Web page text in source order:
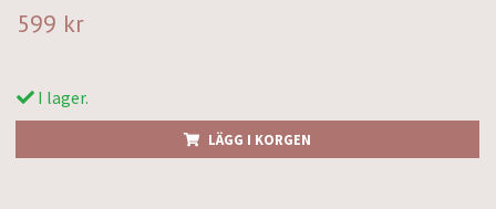
599 kr
I lager.
LÄGG I KORGEN